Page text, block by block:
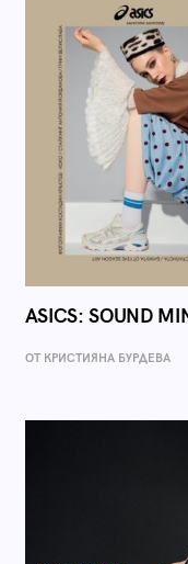
ASICS: SOUND
ОТ КРИСТИЯНА БУРДЕВА